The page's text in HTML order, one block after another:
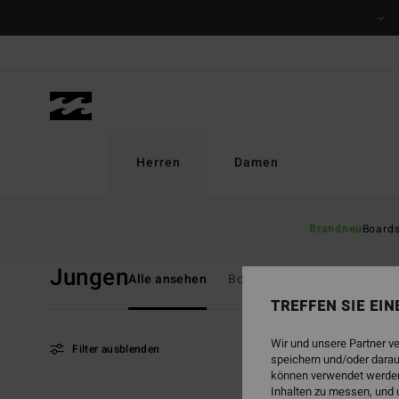
springen
Herren
Brandneu
Damen
JungenAlle ansehen Boardshorts
Filter ausblenden
BRANDNEU
TREFFEN SIE
Wir und unsere Partner
speichern und/oder
können verwendet
Inhalten zu messen, und